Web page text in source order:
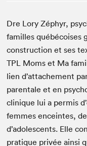
Dre Lory Zéphyr,
familles québécoises
construction et ses
TPL Moms et Ma
lien d’attachement
parentale et en
clinique lui a permis
femmes enceintes,
d’adolescents. Elle
pratique privée ainsi